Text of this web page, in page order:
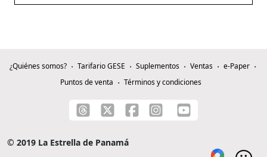
¿Quiénes somos? Tarifario GESE Suplementos Ventas
e-Paper
Puntos de venta
Términos y condiciones
© 2019 La Estrella de Panamá